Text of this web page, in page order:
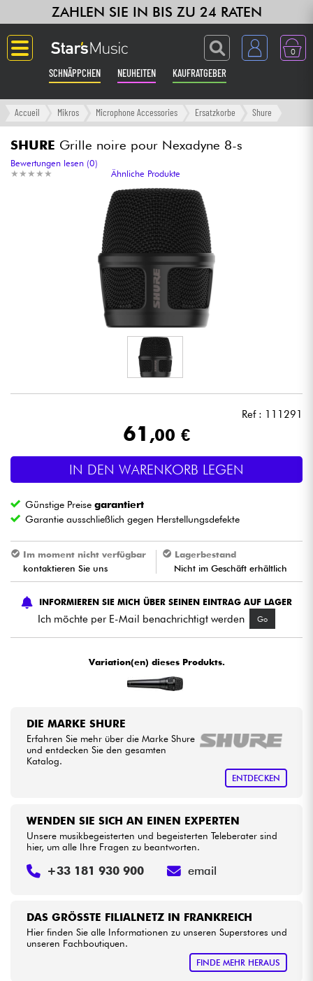
ZAHLEN SIE IN BIS ZU 24 RATEN
0
SCHNÄPPCHEN NEUHEITEN KAUFRATGEBER
Langue
Gitarre & Bass
Verstärker & Effekte
Klaviere & Piano
Synths & samplers
Licht
Drums
Blasinstrumente
Violinen & Quartett
Kinder
Kabel & Zubehöre
Bundle
Accueil Mikros Microphone Accessories Ersatzkorbe Shure
SHURE Grille noire pour Nexadyne 8-s
★ ★ ★ ★ ★
★ ★ ★ ★ ★
Bewertungen lesen (0)
Ähnliche Produkte
Ref : 111291
61 ,00 €
IN DEN WARENKORB LEGEN
Günstige Preisegarantiert
Garantie ausschließlich gegen Herstellungsdefekte
Im moment nicht verfügbar
kontaktieren Sie uns
Lagerbestand
Nicht im Geschäft erhältlich
INFORMIEREN SIE MICH ÜBER SEINEN EINTRAG AUF LAGER
Ich möchte per E-Mail benachrichtigt werden Go
Variation(en) dieses Produkts.
DIE MARKE SHURE
Erfahren Sie mehr über die Marke Shure
und entdecken Sie den gesamten
Katalog.
ENTDECKEN
DAS GRÖSSTE FILIALNETZ IN FRANKREICH
Hier finden Sie alle Informationen zu unseren Superstores und
unseren Fachboutiquen.
FINDE MEHR HERAUS
WENDEN SIE SICH AN EINEN EXPERTEN
Unsere musikbegeisterten und begeisterten Teleberater sind
hier, um alle Ihre Fragen zu beantworten.
+33 181 930 900 email